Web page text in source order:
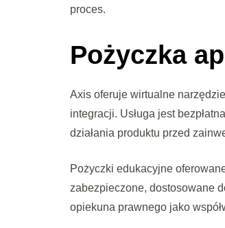
proces.
Pożyczka
Axis oferuje wirtualne
integracji. Usługa jest
działania produktu przed
Pożyczki edukacyjne
zabezpieczone, dostosowane
opiekuna prawnego jako